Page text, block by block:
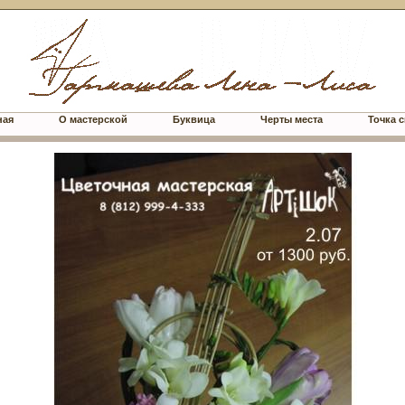
О мастерской Буквица Черты места Точка